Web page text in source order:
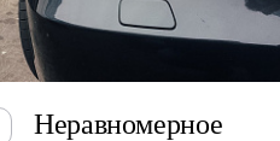
Неравномерное